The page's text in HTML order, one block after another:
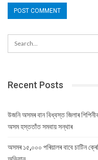
Recent Posts
উজনি অসমৰ বান বিধ্বস্ত জিলাৰ
অসম হস্ততাঁত সমবায় সন্থাৰ
অসমৰ ১৫,০০০ পৰিয়ালৰ বাবে চাটিন